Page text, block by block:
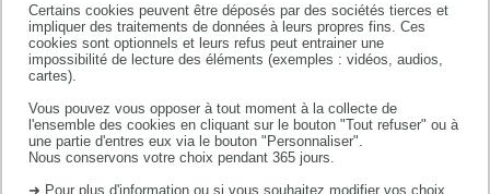
Certains cookies peuvent être déposés par des sociétés tierces et
impliquer des traitements de données à leurs propres fins. Ces
cookies sont optionnels et leurs refus peut entrainer une
impossibilité de lecture des éléments (exemples : vidéos, audios,
cartes).
Vous pouvez vous opposer à tout moment à la collecte de
l'ensemble des cookies en cliquant sur le bouton "Tout refuser" ou à
une partie d'entres eux via le bouton "Personnaliser".
Nous conservons votre choix pendant 365 jours.
➜ Pour plus d'information ou si vous souhaitez modifier vos choix,
Université de Toulouse
118 route de Narbonne
31062 TOULOUSE CEDEX 9
téléphone +33 (0)5 61 55 66 11